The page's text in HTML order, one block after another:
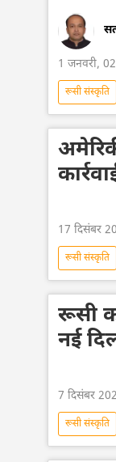
1 जनवरी,
रूसी संस्कृति
रूसी सेना
17 दिसंबर
रूसी संस्कृति
धरना-प्रदर्शन
रूसी
नई
7 दिसंबर
रूसी संस्कृति
दिल्ली